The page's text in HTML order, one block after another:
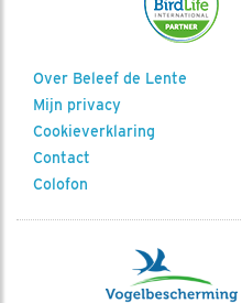
Over Beleef de Lente
Mijn privacy
Cookieverklaring
Contact
Colofon